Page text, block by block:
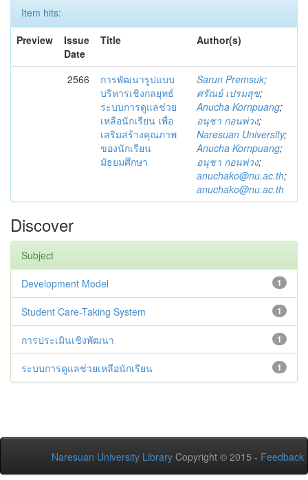
Item hits:
Preview
Issue
Date
Title Author(s)
2566
การพัฒนารูปแบบ
บริหารเชิงกลยุทธ์
ระบบการดูแลช่วย
เหลือนักเรียน เพื่อ
เสริมสร้างคุณภาพ
ของนักเรียน
มัธยมศึกษา
Sarun Premsuk;
ศรัณย์ เปรมสุข;
Anucha Kornpuang;
อนุชา กอนพ่วง;
Naresuan University;
Anucha Kornpuang;
อนุชา กอนพ่วง;
anuchako@nu.ac.th;
anuchako@nu.ac.th
Discover
Subject
1
Development Model
1
Student Care-Taking System
1
การประเมินเชิงพัฒนา
1
ระบบการดูแลช่วยเหลือนักเรียน
Naresuan University Library Copyright © 2015 - Feedback